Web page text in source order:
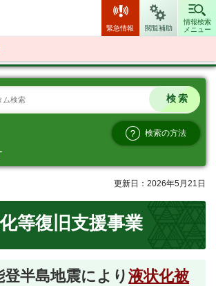
緊急情報 閲覧補助
情報検索
メニュー
検索の方法
更新日：2026年5月21日
等復旧支援事業
半島地震により 液状化被